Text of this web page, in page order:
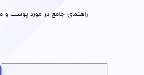
تزریقات زیبایی
پاکسازی تخصصی پوست
​راهنمای جامع در مورد پوست و